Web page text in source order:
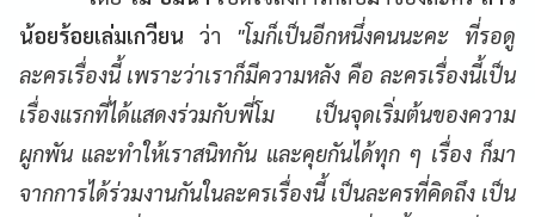
น้อยร้อยเล่มเกวียน ว่า "โมก็เป็นอีกหนึ่งคนนะคะ ที่รอดู
ละครเรื่องนี้ เพราะว่าเราก็มีความหลัง คือ ละครเรื่องนี้เป็น
เรื่องแรกที่ได้แสดงร่วมกับพี่โม เป็นจุดเริ่มต้นของความ
ผูกพัน และทำให้เราสนิทกัน และคุยกันได้ทุก ๆ เรื่อง ก็มา
จากการได้ร่วมงานกันในละครเรื่องนี้ เป็นละครที่คิดถึง เป็น